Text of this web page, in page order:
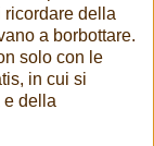
ricordare della
a borbottare.
solo con le
in cui si
e della